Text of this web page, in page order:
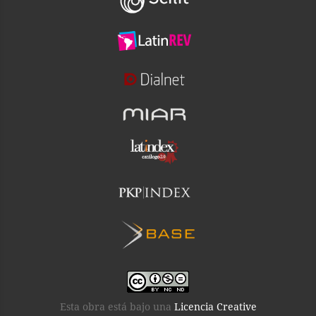
Esta obra está bajo una Licencia Creative